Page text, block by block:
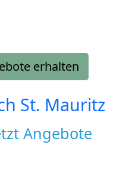
erhalten
St. Mauritz
Angebote